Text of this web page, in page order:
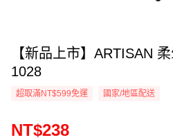
【新品上市】ARTISAN
1028
超取滿NT$599免運 國家/地區配送
NT$238